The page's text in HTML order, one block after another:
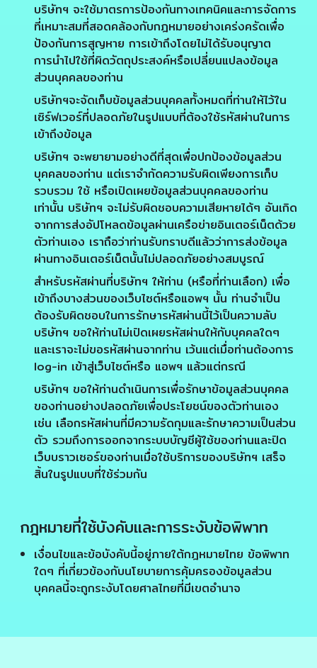
บริษัทฯ จะใช้มาตรการป้องกันทางเทคนิคและการจัดการ
ที่เหมาะสมที่สอดคล้องกับกฎหมายอย่างเคร่งครัดเพื่อ
ป้องกันการสูญหาย การเข้าถึงโดยไม่ได้รับอนุญาต
การนำไปใช้ที่ผิดวัตถุประสงค์หรือเปลี่ยนแปลงข้อมูล
ส่วนบุคคลของท่าน
บริษัทฯจะจัดเก็บข้อมูลส่วนบุคคลทั้งหมดที่ท่านให้ไว้ใน
เซิร์ฟเวอร์ที่ปลอดภัยในรูปแบบที่ต้องใช้รหัสผ่านในการ
เข้าถึงข้อมูล
บริษัทฯ จะพยายามอย่างดีที่สุดเพื่อปกป้องข้อมูลส่วน
บุคคลของท่าน แต่เราจำกัดความรับผิดเพียงการเก็บ
รวบรวม ใช้ หรือเปิดเผยข้อมูลส่วนบุคคลของท่าน
เท่านั้น บริษัทฯ จะไม่รับผิดชอบความเสียหายได้ๆ อันเกิด
จากการส่งอัปโหลดข้อมูลผ่านเครือข่ายอินเตอร์เน็ตด้วย
ตัวท่านเอง เราถือว่าท่านรับทราบดีแล้วว่าการส่งข้อมูล
ผ่านทางอินเตอร์เน็ตนั้นไม่ปลอดภัยอย่างสมบูรณ์
สำหรับรหัสผ่านที่บริษัทฯ ให้ท่าน (หรือที่ท่านเลือก) เพื่อ
เข้าถึงบางส่วนของเว็บไซต์หรือแอพฯ นั้น ท่านจำเป็น
ต้องรับผิดชอบในการรักษารหัสผ่านนี้ไว้เป็นความลับ
บริษัทฯ ขอให้ท่านไม่เปิดเผยรหัสผ่านให้กับบุคคลใดๆ
และเราจะไม่ขอรหัสผ่านจากท่าน เว้นแต่เมื่อท่านต้องการ
log-in เข้าสู่เว็บไซต์หรือ แอพฯ แล้วแต่กรณี
บริษัทฯ ขอให้ท่านดำเนินการเพื่อรักษาข้อมูลส่วนบุคคล
ของท่านอย่างปลอดภัยเพื่อประโยชน์ของตัวท่านเอง
เช่น เลือกรหัสผ่านที่มีความรัดกุมและรักษาความเป็นส่วน
ตัว รวมถึงการออกจากระบบบัญชีผู้ใช้ของท่านและปิด
เว็บบราวเซอร์ของท่านเมื่อใช้บริการของบริษัทฯ เสร็จ
สิ้นในรูปแบบที่ใช้ร่วมกัน
กฎหมายที่ใช้บังคับและการระงับข้อพิพาท
เงื่อนไขและข้อบังคับนี้อยู่ภายใต้กฎหมายไทย ข้อพิพาท
ใดๆ ที่เกี่ยวข้องกับนโยบายการคุ้มครองข้อมูลส่วน
บุคคลนี้จะถูกระงับโดยศาลไทยที่มีเขตอำนาจ